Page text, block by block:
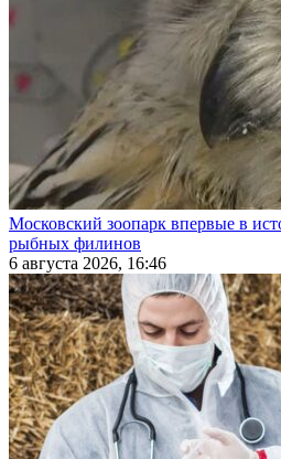
Московский зоопарк впервые в
рыбных филинов
6 августа 2026, 16:46